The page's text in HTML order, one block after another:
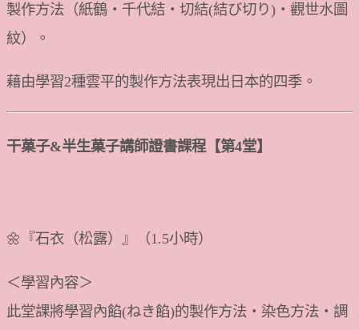
製作方法（紙鶴・千代結・切結(結び切り)・觀世水圖
紋）。
藉由學習2種雲平的製作方法表現出日本的四季。
干菓子&半生菓子講師證書課程【第4堂】
🌼『石衣（松露）』（1.5小時）
＜學習內容＞
此堂課將學習內餡(ねき餡)的製作方法・染色方法・調